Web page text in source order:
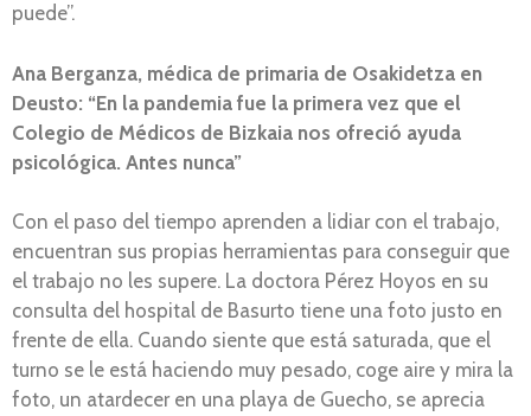
puede”.
Ana Berganza, médica de primaria de Osakidetza en
Deusto: “En la pandemia fue la primera vez que el
Colegio de Médicos de Bizkaia nos ofreció ayuda
psicológica. Antes nunca”
Con el paso del tiempo aprenden a lidiar con el trabajo,
encuentran sus propias herramientas para conseguir que
el trabajo no les supere. La doctora Pérez Hoyos en su
consulta del hospital de Basurto tiene una foto justo en
frente de ella. Cuando siente que está saturada, que el
turno se le está haciendo muy pesado, coge aire y mira la
foto, un atardecer en una playa de Guecho, se aprecia